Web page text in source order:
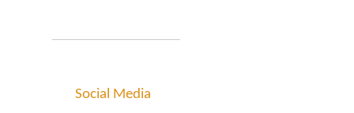
Social Media